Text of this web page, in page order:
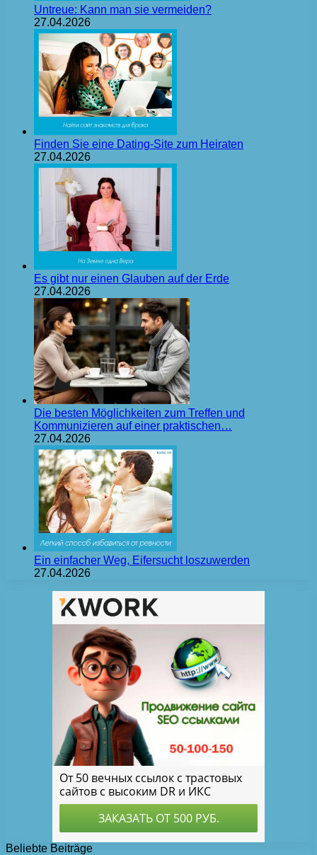
Untreue: Kann man sie vermeiden?
27.04.2026
Finden Sie eine Dating-Site zum Heiraten
27.04.2026
Es gibt nur einen Glauben auf der Erde
27.04.2026
Die besten Möglichkeiten zum Treffen und
Kommunizieren auf einer praktischen…
27.04.2026
Ein einfacher Weg, Eifersucht loszuwerden
27.04.2026
Beliebte Beiträge